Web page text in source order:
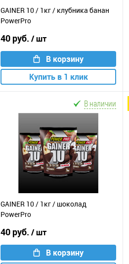
GAINER 10 / 1кг / клубника банан
PowerPro
40 руб. / шт
В корзину
Купить в 1 клик
В наличии
GAINER 10 / 1кг / шоколад
PowerPro
40 руб. / шт
В корзину